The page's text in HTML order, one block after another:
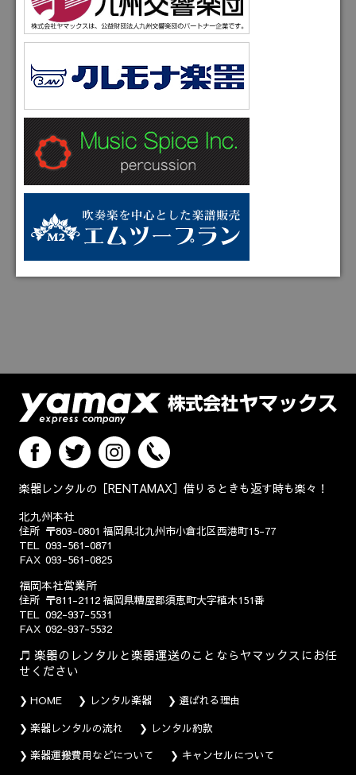
楽器レンタルの［RENTAMAX］借りるときも返す時も楽々！
北九州本社
住所 〒803-0801 福岡県北九州市小倉北区西港町15-77
TEL 093-561-0871
FAX 093-561-0825
福岡本社営業所
住所 〒811-2112 福岡県糟屋郡須恵町大字植木151番
TEL 092-937-5531
FAX 092-937-5532
楽器のレンタルと楽器運送のことならヤマックスにお任
せください
HOME レンタル楽器
選ばれる理由
楽器レンタルの流れ
レンタル約款
楽器運搬費用などについて
キャンセルについて